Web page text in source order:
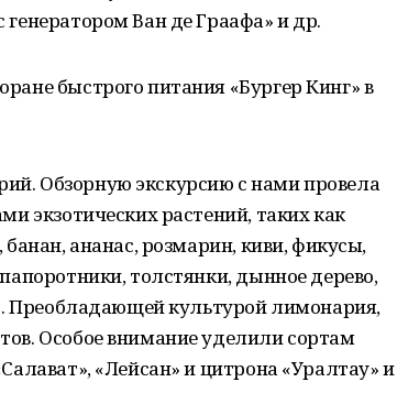
Ван де Граафа» и др.
быстрого питания «Бургер Кинг» в
Обзорную экскурсию с нами провела
экзотических растений, таких как
ананас, розмарин, киви, фикусы,
толстянки, дынное дерево,
Преобладающей культурой лимонария,
Особое внимание уделили сортам
«Лейсан» и цитрона «Уралтау» и